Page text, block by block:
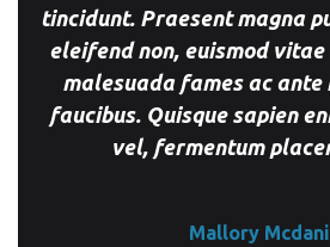
tincidunt. Praesent magna
eleifend non, euismod
malesuada fames ac ante
faucibus. Quisque sapien
vel, fermentum
Mallory